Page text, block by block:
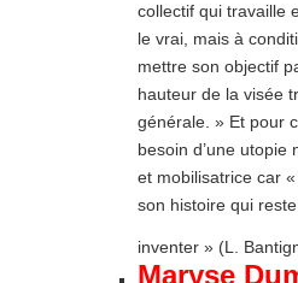
collectif qui travaille
le vrai, mais à
mettre son objectif
hauteur de la visée
générale. » Et pour
besoin d’une utopie
et mobilisatrice car
son histoire qui
inventer » (L.
Maryse